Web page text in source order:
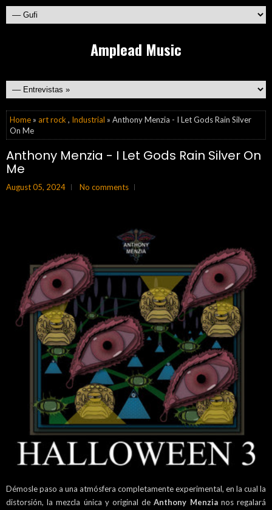
Amplead Music
Home » art rock , Industrial » Anthony Menzia - I Let Gods Rain Silver
On Me
Anthony Menzia - I Let Gods Rain Silver On
Me
August 05, 2024 No comments
Démosle paso a una atmósfera completamente experimental, en la cual la
distorsión, la mezcla única y original deAnthony Menzianos regalará